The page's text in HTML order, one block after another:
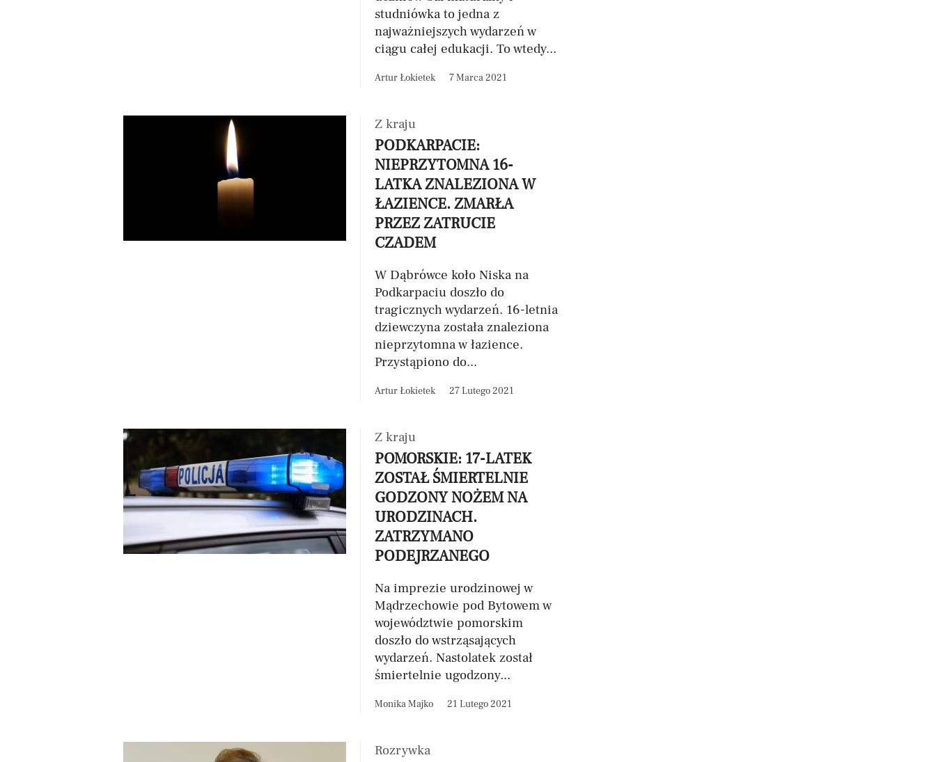
studniówka to jedna z
najważniejszych wydarzeń w
ciągu całej edukacji. To wtedy...
Artur Łokietek 7 Marca 2021
Z kraju
PODKARPACIE:
NIEPRZYTOMNA 16-
LATKA ZNALEZIONA W
ŁAZIENCE. ZMARŁA
PRZEZ ZATRUCIE
CZADEM
W Dąbrówce koło Niska na
Podkarpaciu doszło do
tragicznych wydarzeń. 16-letnia
dziewczyna została znaleziona
nieprzytomna w łazience.
Przystąpiono do...
Artur Łokietek 27 Lutego 2021
Z kraju
POMORSKIE: 17-LATEK
ZOSTAŁ ŚMIERTELNIE
GODZONY NOŻEM NA
URODZINACH.
ZATRZYMANO
PODEJRZANEGO
Na imprezie urodzinowej w
Mądrzechowie pod Bytowem w
województwie pomorskim
doszło do wstrząsających
wydarzeń. Nastolatek został
śmiertelnie ugodzony...
Monika Majko 21 Lutego 2021
Rozrywka